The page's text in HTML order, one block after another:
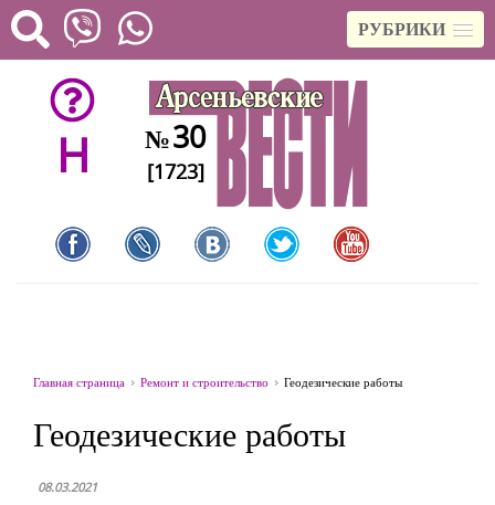
РУБРИКИ
H №30
[1723]
Главная страница Ремонт и строительство Геодезические работы
Геодезические работы
08.03.2021